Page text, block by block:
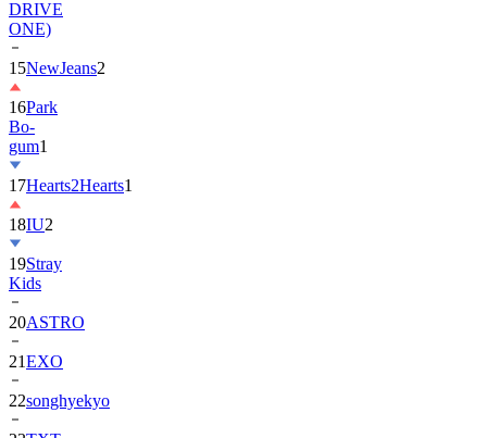
15NewJeans
16Park
Bo-
gum1
17Hearts2Hearts
18IU2
19Stray
Kids
20ASTRO
21EXO
22songhyekyo
23TXT